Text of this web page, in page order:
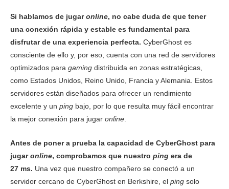
Descarga
Reino
Unido
Descarga
Ping
Francia
186.87 Mbps
63.28 Mbps
70.57 Mbps
114 ms
139.03 Mbps
68.73 Mbps
133.12 Mbps
115 ms
183.28
67.86
Si hablamos de jugaronline, no cabe duda de que tener
una conexión rápida y estable es fundamental para
disfrutar de una experiencia perfecta. CyberGhost es
consciente de ello y, por eso, cuenta con una red de servidores
optimizados para gaming distribuida en zonas estratégicas,
como Estados Unidos, Reino Unido, Francia y Alemania. Estos
servidores están diseñados para ofrecer un rendimiento
excelente y un ping bajo, por lo que resulta muy fácil encontrar
la mejor conexión para jugar online
Antes de poner a prueba la capacidad de CyberGhost para
jugaronline, comprobamos que nuestro ping era de
27 ms. Una vez que nuestro compañero se conectó a un
servidor cercano de CyberGhost en Berkshire, el ping solo